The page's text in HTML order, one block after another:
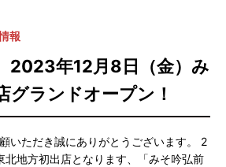
報
年12月8日（金）み
グランドオープン！
いただき誠にありがとうございます。 2
地方初出店となります、「みそ吟弘前